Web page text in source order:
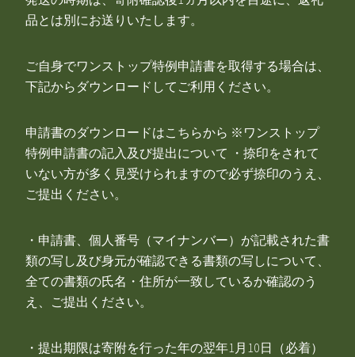
品とは別にお送りいたします。
ご自身でワンストップ特例申請書を取得する場合は、
下記からダウンロードしてご利用ください。
申請書のダウンロードはこちらから ※ワンストップ
特例申請書の記入及び提出について ・捺印をされて
いない方が多く見受けられますので必ず捺印のうえ、
ご提出ください。
・申請書、個人番号（マイナンバー）が記載された書
類の写し及び身元が確認できる書類の写しについて、
全ての書類の氏名・住所が一致しているか確認のう
え、ご提出ください。
・提出期限は寄附を行った年の翌年1月10日（必着）